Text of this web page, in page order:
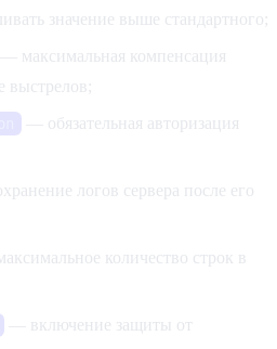
значение выше стандартного;
— максимальная компенсация
выстрелов;
— обязательная авторизация
логов сервера после его
количество строк в
— включение защиты от